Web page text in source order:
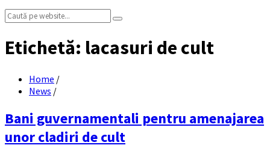
Search:
Etichetă: lacasuri de cult
Home /
News /
Bani guvernamentali pentru amenajarea
unor cladiri de cult